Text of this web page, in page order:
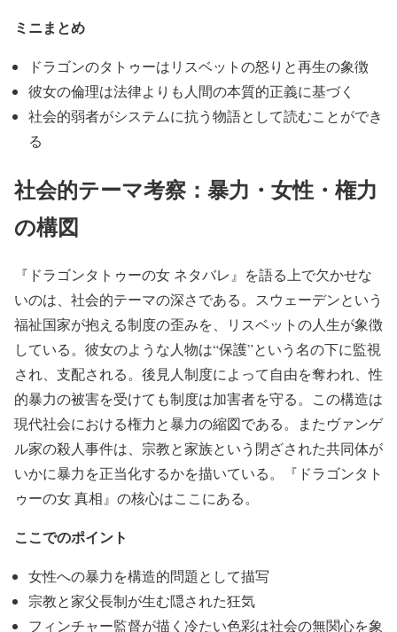
ミニまとめ
ドラゴンのタトゥーはリスベットの怒りと再生の象徴
彼女の倫理は法律よりも人間の本質的正義に基づく
社会的弱者がシステムに抗う物語として読むことができ
る
社会的テーマ考察：暴力・女性・権力
の構図
『ドラゴンタトゥーの女 ネタバレ』を語る上で欠かせな
いのは、社会的テーマの深さである。スウェーデンという
福祉国家が抱える制度の歪みを、リスベットの人生が象徴
している。彼女のような人物は“保護”という名の下に監視
され、支配される。後見人制度によって自由を奪われ、性
的暴力の被害を受けても制度は加害者を守る。この構造は
現代社会における権力と暴力の縮図である。またヴァンゲ
ル家の殺人事件は、宗教と家族という閉ざされた共同体が
いかに暴力を正当化するかを描いている。『ドラゴンタト
ゥーの女 真相』の核心はここにある。
ここでのポイント
女性への暴力を構造的問題として描写
宗教と家父長制が生む隠された狂気
フィンチャー監督が描く冷たい色彩は社会の無関心を象